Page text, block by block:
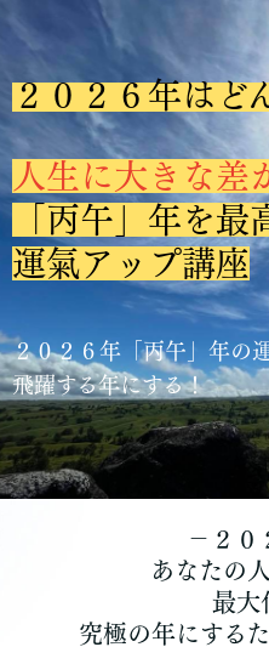
２０２６年はど
人生に大きな差
「丙午」年を最
運氣アップ講座
２０２６年「丙午」年の
飛躍する年にする！
－２０
あなたの
最大
究極の年にする